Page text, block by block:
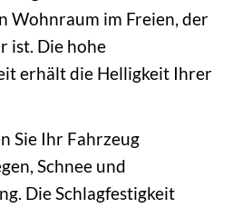
Wohnraum im Freien, der
ist. Die hohe
erhält die Helligkeit Ihrer
Sie Ihr Fahrzeug
Schnee und
Die Schlagfestigkeit